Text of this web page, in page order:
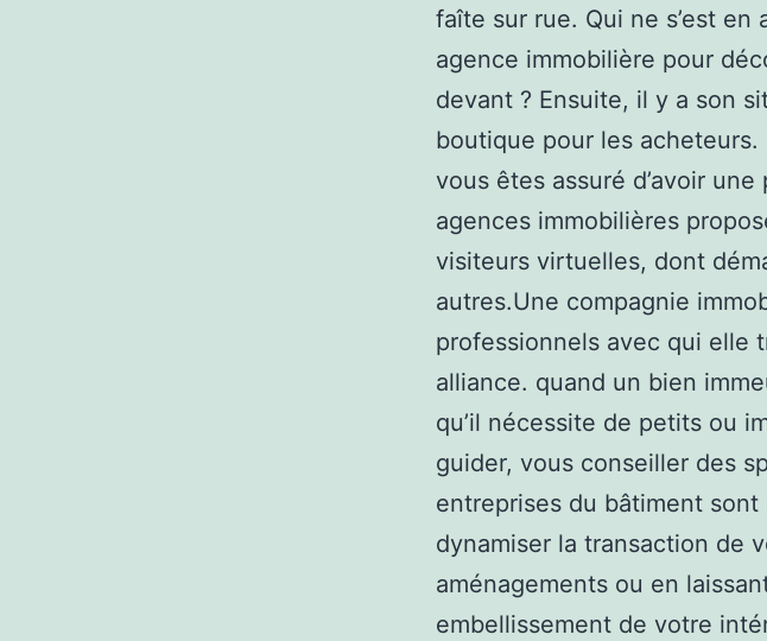
faîte sur rue. Qui ne s’est
agence immobilière pour
devant ? Ensuite, il y a son
boutique pour les acheteurs.
vous êtes assuré d’avoir
agences immobilières
visiteurs virtuelles, dont
autres.Une compagnie
professionnels avec qui elle
alliance. quand un bien
qu’il nécessite de petits ou
guider, vous conseiller des
entreprises du bâtiment
dynamiser la transaction de
aménagements ou en
embellissement de votre